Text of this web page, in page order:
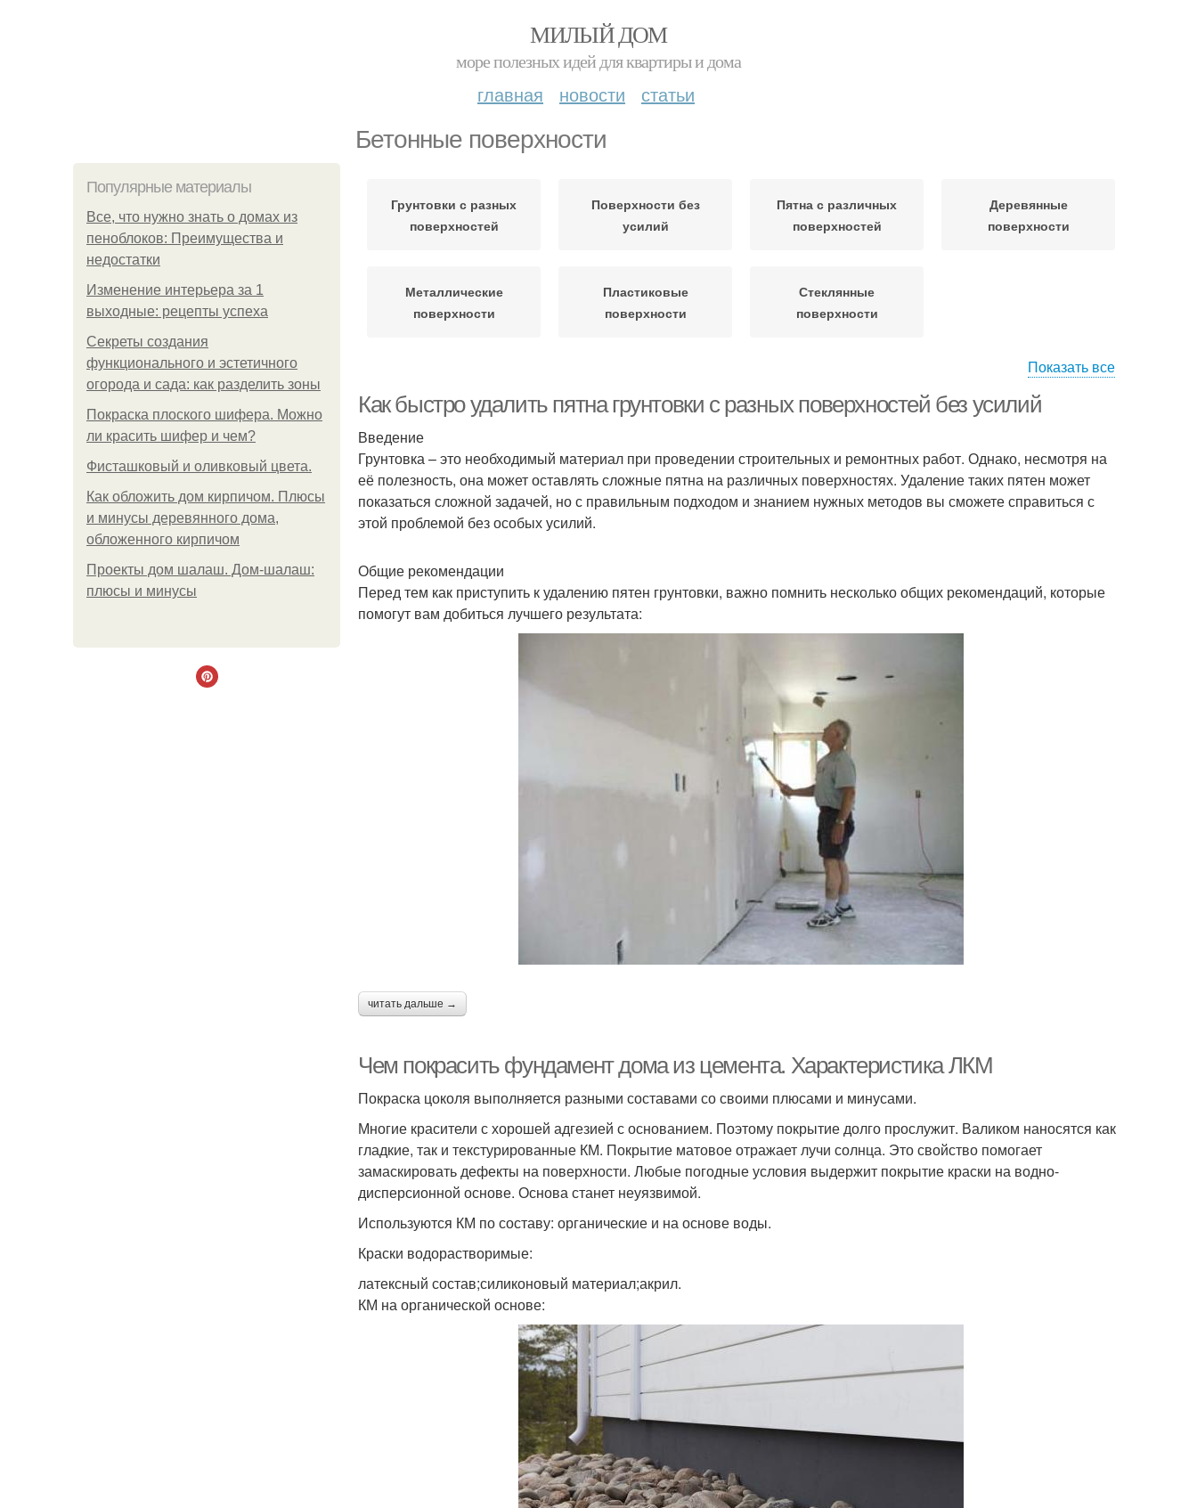
МИЛЫЙ ДОМ
море полезных идей для квартиры и дома
главная новости статьи
Бетонные поверхности
Популярные материалы
Все, что нужно знать о домах из
пеноблоков: Преимущества и
недостатки
Изменение интерьера за 1
выходные: рецепты успеха
Секреты создания
функционального и эстетичного
огорода и сада: как разделить зоны
Покраска плоского шифера. Можно
ли красить шифер и чем?
Фисташковый и оливковый цвета.
Как обложить дом кирпичом. Плюсы
и минусы деревянного дома,
обложенного кирпичом
Проекты дом шалаш. Дом-шалаш:
плюсы и минусы
Грунтовки с разных
поверхностей
Поверхности без
усилий
Пятна с различных
поверхностей
Деревянные
поверхности
Металлические
поверхности
Пластиковые
поверхности
Стеклянные
поверхности
Показать все
Как быстро удалить пятна грунтовки с разных поверхностей без усилий
Введение
Грунтовка – это необходимый материал при проведении строительных и ремонтных работ. Однако, несмотря на
её полезность, она может оставлять сложные пятна на различных поверхностях. Удаление таких пятен может
показаться сложной задачей, но с правильным подходом и знанием нужных методов вы сможете справиться с
этой проблемой без особых усилий.
Общие рекомендации
Перед тем как приступить к удалению пятен грунтовки, важно помнить несколько общих рекомендаций, которые
помогут вам добиться лучшего результата:
читать дальше →
Чем покрасить фундамент дома из цемента. Характеристика ЛКМ
Покраска цоколя выполняется разными составами со своими плюсами и минусами.
Многие красители с хорошей адгезией с основанием. Поэтому покрытие долго прослужит. Валиком наносятся как
гладкие, так и текстурированные КМ. Покрытие матовое отражает лучи солнца. Это свойство помогает
замаскировать дефекты на поверхности. Любые погодные условия выдержит покрытие краски на водно-
дисперсионной основе. Основа станет неуязвимой.
Используются КМ по составу: органические и на основе воды.
Краски водорастворимые:
латексный состав;силиконовый материал;акрил.
КМ на органической основе: